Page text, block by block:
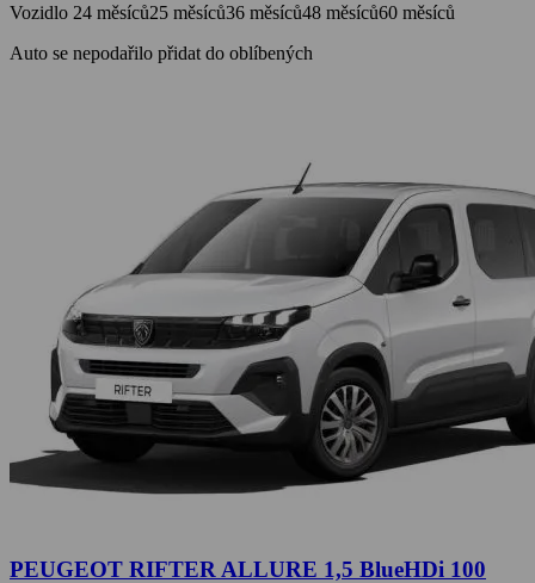
Vozidlo 24 měsíců25 měsíců36 měsíců48 měsíců60 měsíců
Auto se nepodařilo přidat do oblíbených
PEUGEOT RIFTER ALLURE 1,5 BlueHDi 100